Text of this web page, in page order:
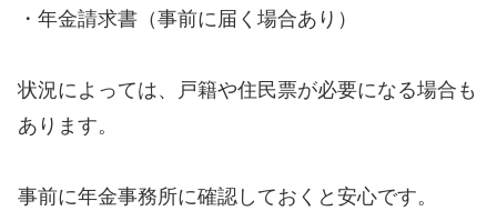
・年金請求書（事前に届く場合あり）
状況によっては、戸籍や住民票が必要になる場合も
あります。
事前に年金事務所に確認しておくと安心です。